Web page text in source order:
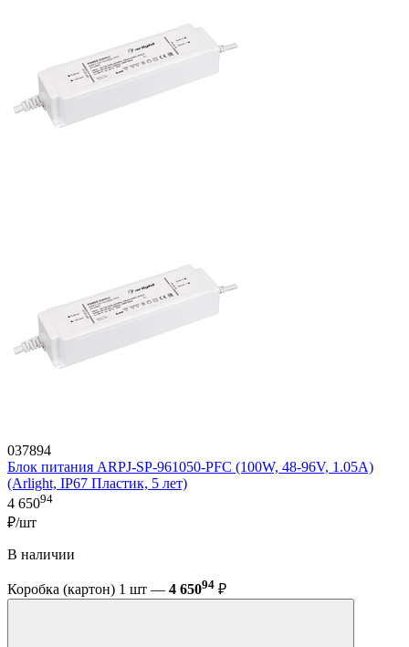
037894
Блок питания ARPJ-SP-961050-PFC (100W, 48-96V, 1.05A)
(Arlight, IP67 Пластик, 5 лет)
4 65094
₽/шт
В наличии
Коробка (картон) 1 шт — 4 65094 ₽